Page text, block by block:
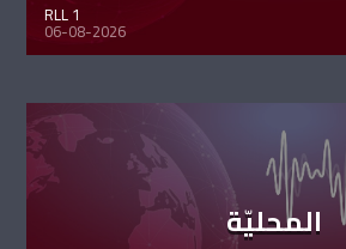
RLL 1
06-08-2026
المحليّة